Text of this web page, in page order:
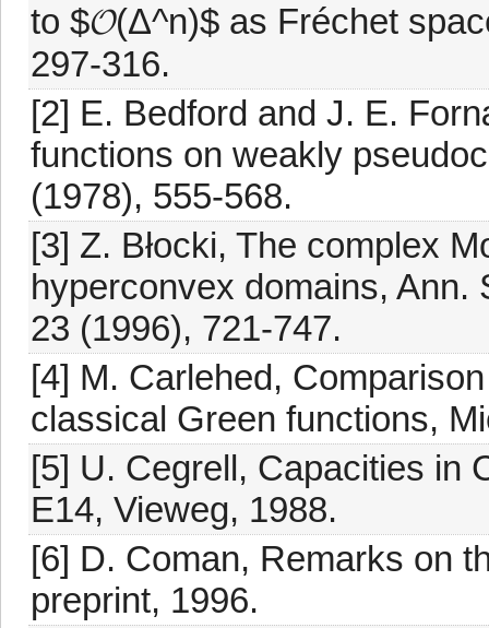
to $𝓞(Δ^n)$ as Fréchet
297-316.
[2] E. Bedford and J. E.
functions on weakly
(1978), 555-568.
[3] Z. Błocki, The complex
hyperconvex domains,
23 (1996), 721-747.
[4] M. Carlehed,
classical Green functions,
[5] U. Cegrell, Capacities in
E14, Vieweg, 1988.
[6] D. Coman, Remarks on
preprint, 1996.